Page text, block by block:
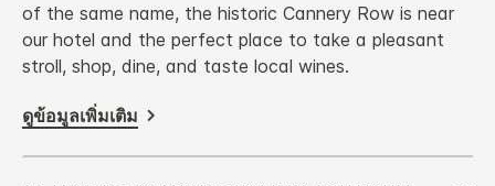
of the same name, the historic Cannery Row is near
our hotel and the perfect place to take a pleasant
stroll, shop, dine, and taste local wines.
ดูข้อมูลเพิ่มเติม